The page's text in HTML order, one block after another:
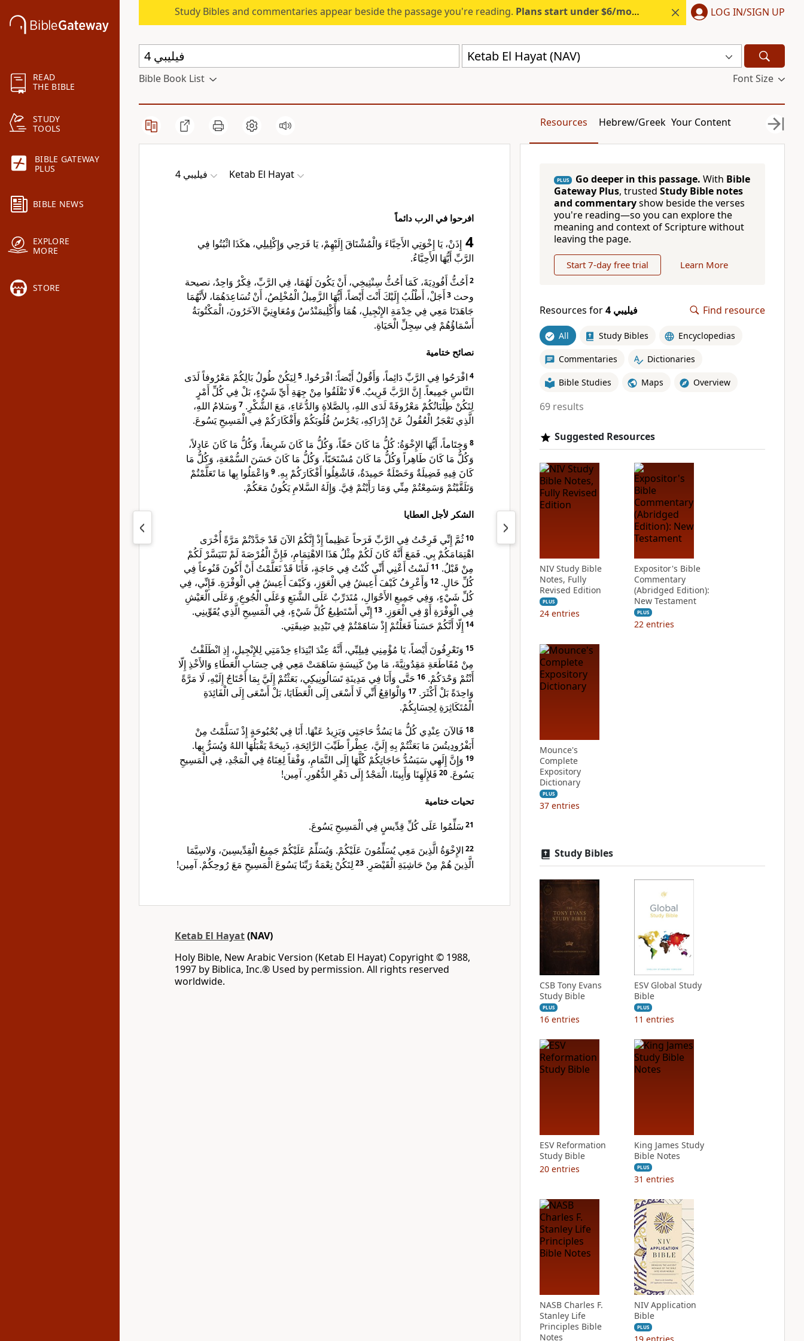
READ
THE BIBLE
STUDY
TOOLS
BIBLE GATEWAY
PLUS
BIBLE NEWS
EXPLORE
MORE
STORE
Study Bibles and commentaries appear beside the passage you're reading. Plans start under $6/month. Start free. LOG IN/SIGN UP
Ketab El Hayat (NAV)
Bible Book List Font Size
Resources Hebrew/Greek Your Content
ﻓﻴﻠﻴﺒﻲ 4 Ketab El Hayat
افرحوا في الرب دائماً
4 إِذَنْ، يَا إِخْوَتِي الأَحِبَّاءَ وَالْمُشْتَاقَ إِلَيْهِمْ، يَا فَرَحِي وَإِكْلِيلِي، هكَذَا اثْبُتُوا فِي
الرَّبِّ أَيُّهَا الأَحِبَّاءُ.
2أَحُثُّ أَفُودِيَةَ، كَمَا أَحُثُّ سِنْتِيخِي، أَنْ يَكُونَ لَهُمَا، فِي الرَّبِّ، فِكْرٌ وَاحِدٌ، نصيحة
وحث3أَجَلْ، أَطْلُبُ إِلَيْكَ أَنْتَ أَيْضاً، أَيُّهَا الزَّمِيلُ الْمُخْلِصُ، أَنْ تُسَاعِدَهُمَا، لأَنَّهُمَا
جَاهَدَتَا مَعِي فِي خِدْمَةِ الإِنْجِيلِ، هُمَا وَأَكْلِيمَنْدُسُ وَمُعَاوِنِيَّ الآخَرُونَ، الْمَكْتُوبَةُ
أَسْمَاؤُهُمْ فِي سِجِلِّ الْحَيَاةِ.
نصائح ختامية
4 افْرَحُوا فِي الرَّبِّ دَائِماً، وَأَقُولُ أَيْضاً: افْرَحُوا.5 لِيَكُنْ طُولُ بَالِكُمْ مَعْرُوفاً لَدَى
النَّاسِ جَمِيعاً. إِنَّ الرَّبَّ قَرِيبٌ.6 لَا تَقْلَقُوا مِنْ جِهَةِ أَيِّ شَيْءٍ، بَلْ فِي كُلِّ أَمْرٍ
لِتَكُنْ طِلْبَاتُكُمْ مَعْرُوفَةً لَدَى اللهِ، بِالصَّلاةِ وَالدُّعَاءِ، مَعَ الشُّكْرِ.7 وَسَلامُ اللهِ،
الَّذِي تَعْجَزُ الْعُقُولُ عَنْ إِدْرَاكِهِ، يَحْرُسُ قُلُوبَكُمْ وَأَفْكَارَكُمْ فِي الْمَسِيحِ يَسُوعَ.
8 وَخِتَاماً، أَيُّهَا الإِخْوَةُ: كُلُّ مَا كَانَ حَقّاً، وَكُلُّ مَا كَانَ شَرِيفاً، وَكُلُّ مَا كَانَ عَادِلاً،
وَكُلُّ مَا كَانَ طَاهِراً وَكُلُّ مَا كَانَ مُسْتَحَبّاً، وَكُلُّ مَا كَانَ حَسَنَ السُّمْعَةِ، وَكُلُّ مَا
كَانَ فِيهِ فَضِيلَةٌ وَخَصْلَةٌ حَمِيدَةٌ، فَاشْغِلُوا أَفْكَارَكُمْ بِهِ.9 وَاعْمَلُوا بِها مَا تَعَلَّمْتُمْ
وَتَلَقَّيْتُمْ وَسَمِعْتُمْ مِنِّي وَمَا رَأَيْتُمْ فِيَّ. وَإِلَهُ السَّلامِ يَكُونُ مَعَكُمْ.
الشكر لأجل العطايا
10ثُمَّ إِنِّي فَرِحْتُ فِي الرَّبِّ فَرَحاً عَظِيماً إِذْ إِنَّكُمُ الآنَ قَدْ جَدَّدْتُمْ مَرَّةً أُخْرَى
اهْتِمَامَكُمْ بِي. فَمَعَ أَنَّهُ كَانَ لَكُمْ مِثْلُ هَذَا الاهْتِمَامِ، فَإِنَّ الْفُرْصَةَ لَمْ تَتَيَسَّرْ لَكُمْ
مِنْ قَبْلُ. 11 لَسْتُ أَعْنِي أَنِّي كُنْتُ فِي حَاجَةٍ، فَأَنَا قَدْ تَعَلَّمْتُ أَنْ أَكُونَ قَنُوعاً فِي
كُلِّ حَالٍ.12 وَأَعْرِفُ كَيْفَ أَعِيشُ فِي الْعَوَزِ، وَكَيْفَ أَعِيشُ فِي الْوَفْرَةِ. فَإِنِّي، فِي
كُلِّ شَيْءٍ، وَفِي جَمِيعِ الأَحْوَالِ، مُتَدَرِّبٌ عَلَى الشَّبَعِ وَعَلَى الْجُوعِ، وَعَلَى الْعَيْشِ
فِي الْوَفْرَةِ أَوْ فِي الْعَوَزِ.13 إِنِّي أَسْتَطِيعُ كُلَّ شَيْءٍ، فِي الْمَسِيحِ الَّذِي يُقَوِّينِي.
14 إِلّا أَنَّكُمْ حَسَناً فَعَلْتُمْ إِذْ سَاهَمْتُمْ فِي تَبْدِيدِ ضِيقَتِي.
15 وَتَعْرِفُونَ أَيْضاً، يَا مُؤْمِنِي فِيلِبِّي، أَنَّهُ عِنْدَ ابْتِدَاءِ خِدْمَتِي لِلإِنْجِيلِ، إِذِ انْطَلَقْتُ
مِنْ مُقَاطَعَةِ مَقِدُونِيَّةَ، مَا مِنْ كَنِيسَةٍ سَاهَمَتْ مَعِي فِي حِسَابِ الْعَطَاءِ وَالأَخْذِ إِلّا
أَنْتُمْ وَحْدَكُمْ.16 حَتَّى وَأَنَا فِي مَدِينَةِ تَسَالُونِيكِي، بَعَثْتُمْ إِلَيَّ بِمَا أَحْتَاجُ إِلَيْهِ، لَا مَرَّةً
وَاحِدَةً بَلْ أَكْثَرَ.17 وَالْوَاقِعُ أَنِّي لَا أَسْعَى إِلَى الْعَطَايَا، بَلْ أَسْعَى إِلَى الْفَائِدَةِ
الْمُتَكَاثِرَةِ لِحِسَابِكُمْ.
18 فَالآنَ عِنْدِي كُلُّ مَا يَسُدُّ حَاجَتِي وَيَزِيدُ عَنْهَا. أَنَا فِي بُحْبُوحَةٍ إِذْ تَسَلَّمْتُ مِنْ
أَبَفْرُودِيتُسَ مَا بَعَثْتُمْ بِهِ إِلَيَّ، عِطْراً طَيِّبَ الرَّائِحَةِ، ذَبِيحَةً يَقْبَلُهَا اللهُ وَيُسَرُّ بِها.
19 وَإِنَّ إِلَهِي سَيَسُدُّ حَاجَاتِكُمْ كُلَّهَا إِلَى التَّمَامِ، وَفْقاً لِغِنَاهُ فِي الْمَجْدِ، فِي الْمَسِيحِ
يَسُوعَ.20 فَلإِلَهِنَا وَأَبِينَا، الْمَجْدُ إِلَى دَهْرِ الدُّهُورِ. آمِين!
تحيات ختامية
21 سَلِّمُوا عَلَى كُلِّ قِدِّيسٍ فِي الْمَسِيحِ يَسُوعَ.
22 الإِخْوَةُ الَّذِينَ مَعِي يُسَلِّمُونَ عَلَيْكُمْ. وَيُسَلِّمُ عَلَيْكُمْ جَمِيعُ الْقِدِّيسِينَ، وَلاسِيَّمَا
الَّذِينَ هُمْ مِنْ حَاشِيَةِ الْقَيْصَرِ.23 لِتَكُنْ نِعْمَةُ رَبِّنَا يَسُوعَ الْمَسِيحِ مَعَ رُوحِكُمْ. آمِين!
Ketab El Hayat(NAV)
Holy Bible, New Arabic Version (Ketab El Hayat) Copyright © 1988,
1997 by Biblica, Inc.® Used by permission. All rights reserved
worldwide.
PLUS Go deeper in this passage. With Bible
Gateway Plus, trusted Study Bible notes
and commentaryshow beside the verses
you're reading—so you can explore the
meaning and context of Scripture without
leaving the page.
Start 7-day free trial Learn More
Resources for ﻓﻴﻠﻴﺒﻲ 4 Find resource
All Study Bibles Encyclopedias
Commentaries Dictionaries
Bible Studies Maps Overview
69 results
Suggested Resources
NIV Study Bible
Notes, Fully
Revised Edition
PLUS
24 entries
Expositor's Bible
Commentary
(Abridged Edition):
New Testament
PLUS
22 entries
Mounce's
Complete
Expository
Dictionary
PLUS
37 entries
Study Bibles
CSB Tony Evans
Study Bible
PLUS
16 entries
ESV Global Study
Bible
PLUS
11 entries
ESV Reformation
Study Bible
20 entries
King James Study
Bible Notes
PLUS
31 entries
NASB Charles F.
Stanley Life
Principles Bible
Notes
NIV Application
Bible
PLUS